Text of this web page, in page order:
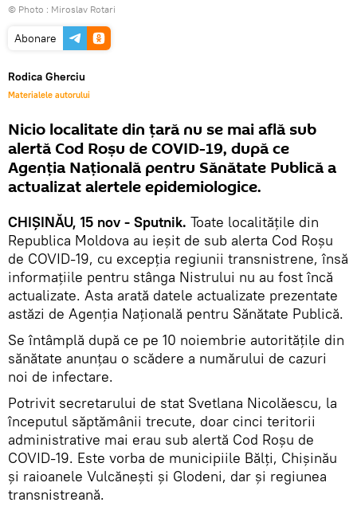
© Photo : Miroslav Rotari
Abonare
Rodica Gherciu
Materialele autorului
Nicio localitate din țară nu se mai află sub
alertă Cod Roșu de COVID-19, după ce
Agenția Națională pentru Sănătate Publică a
actualizat alertele epidemiologice.
CHIȘINĂU, 15 nov - Sputnik. Toate localitățile din
Republica Moldova au ieșit de sub alerta Cod Roșu
de COVID-19, cu excepția regiunii transnistrene, însă
informațiile pentru stânga Nistrului nu au fost încă
actualizate. Asta arată datele actualizate prezentate
astăzi de Agenția Națională pentru Sănătate Publică.
Se întâmplă după ce pe 10 noiembrie autoritățile din
sănătate anunțau o scădere a numărului de cazuri
noi de infectare.
Potrivit secretarului de stat Svetlana Nicolăescu, la
începutul săptămânii trecute, doar cinci teritorii
administrative mai erau sub alertă Cod Roșu de
COVID-19. Este vorba de municipiile Bălți, Chișinău
și raioanele Vulcănești și Glodeni, dar și regiunea
transnistreană.